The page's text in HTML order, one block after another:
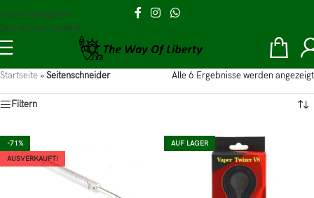
Skip to navigation
Skip to main content
Startseite »Seitenschneider Alle 6 Ergebnisse werden angezeigt
Filtern
-71%
AUSVERKAUFT!
AUF LAGER